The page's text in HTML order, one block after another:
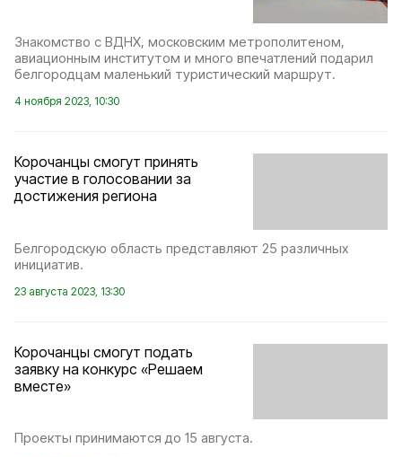
Знакомство с ВДНХ, московским метрополитеном,
авиационным институтом и много впечатлений подарил
белгородцам маленький туристический маршрут.
4 ноября 2023, 10:30
Корочанцы смогут принять
участие в голосовании за
достижения региона
Белгородскую область представляют 25 различных
инициатив.
23 августа 2023, 13:30
Корочанцы смогут подать
заявку на конкурс «Решаем
вместе»
Проекты принимаются до 15 августа.